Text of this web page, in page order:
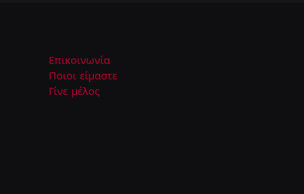
Επικοινωνία
Ποιοι είμαστε
Γίνε μέλος